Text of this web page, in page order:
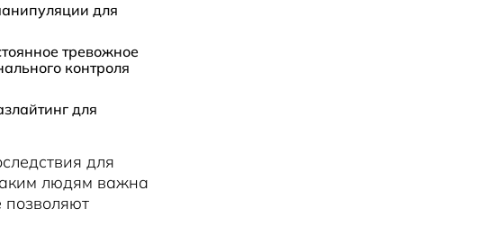
для
тревожное
контроля
для
для
людям важна